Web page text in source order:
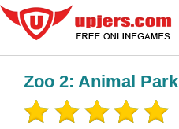
Zoo 2: Animal Park